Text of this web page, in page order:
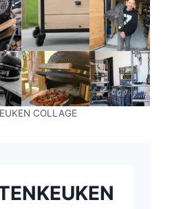
COLLAGE